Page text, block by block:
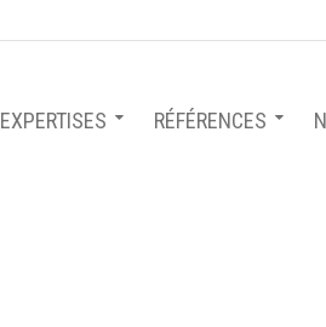
EXPERTISES RÉFÉRENCES